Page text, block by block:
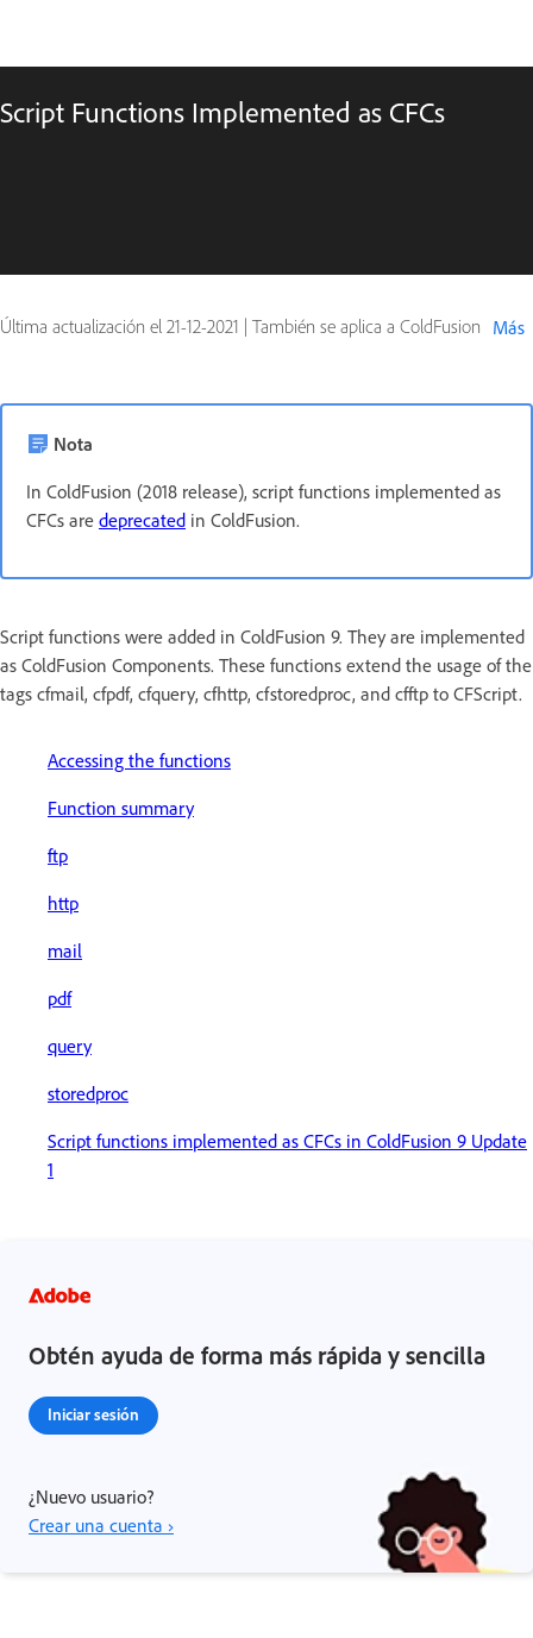
Script Functions Implemented as CFCs
Última actualización el 21-12-2021 | También se aplica a ColdFusion Más
Nota
In ColdFusion (2018 release), script functions implemented as
CFCs are deprecated in ColdFusion.
Script functions were added in ColdFusion 9. They are implemented
as ColdFusion Components. These functions extend the usage of the
tags cfmail, cfpdf, cfquery, cfhttp, cfstoredproc, and cfftp to CFScript.
Accessing the functions
Function summary
ftp
http
mail
pdf
query
storedproc
Script functions implemented as CFCs in ColdFusion 9 Update
1
Obtén ayuda de forma más rápida y sencilla
Iniciar sesión
¿Nuevo usuario?
Crear una cuenta ›